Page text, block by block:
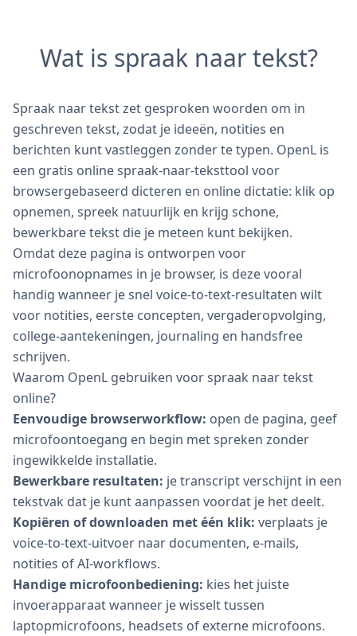
Wat is spraak naar tekst?
Spraak naar tekst zet gesproken woorden om in
geschreven tekst, zodat je ideeën, notities en
berichten kunt vastleggen zonder te typen. OpenL is
een gratis online spraak-naar-teksttool voor
browsergebaseerd dicteren en online dictatie: klik op
opnemen, spreek natuurlijk en krijg schone,
bewerkbare tekst die je meteen kunt bekijken.
Omdat deze pagina is ontworpen voor
microfoonopnames in je browser, is deze vooral
handig wanneer je snel voice-to-text-resultaten wilt
voor notities, eerste concepten, vergaderopvolging,
college-aantekeningen, journaling en handsfree
schrijven.
Waarom OpenL gebruiken voor spraak naar tekst
online?
Eenvoudige browserworkflow: open de pagina, geef
microfoontoegang en begin met spreken zonder
ingewikkelde installatie.
Bewerkbare resultaten: je transcript verschijnt in een
tekstvak dat je kunt aanpassen voordat je het deelt.
Kopiëren of downloaden met één klik: verplaats je
voice-to-text-uitvoer naar documenten, e-mails,
notities of AI-workflows.
Handige microfoonbediening: kies het juiste
invoerapparaat wanneer je wisselt tussen
laptopmicrofoons, headsets of externe microfoons.